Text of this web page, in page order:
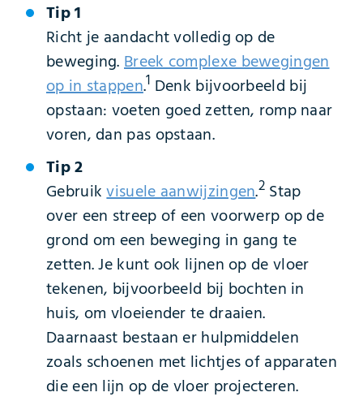
Tip 1
Richt je aandacht volledig op de
beweging.Breek complexe bewegingen
op in stappen.1 Denk bijvoorbeeld bij
opstaan: voeten goed zetten, romp naar
voren, dan pas opstaan.
Tip 2
Gebruikvisuele aanwijzingen.2 Stap
over een streep of een voorwerp op de
grond om een beweging in gang te
zetten. Je kunt ook lijnen op de vloer
tekenen, bijvoorbeeld bij bochten in
huis, om vloeiender te draaien.
Daarnaast bestaan er hulpmiddelen
zoals schoenen met lichtjes of apparaten
die een lijn op de vloer projecteren.